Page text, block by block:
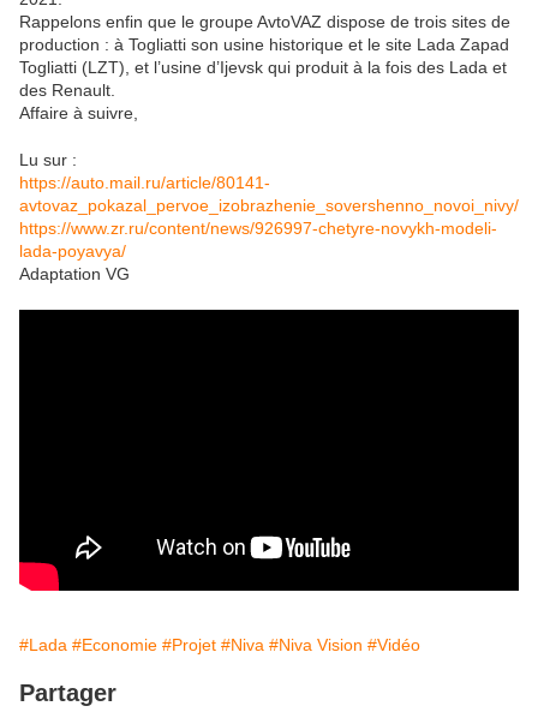
Rappelons enfin que le groupe AvtoVAZ dispose de trois sites de
production : à Togliatti son usine historique et le site Lada Zapad
Togliatti (LZT), et l’usine d’Ijevsk qui produit à la fois des Lada et
des Renault.
Affaire à suivre,
Lu sur :
https://auto.mail.ru/article/80141-
avtovaz_pokazal_pervoe_izobrazhenie_sovershenno_novoi_nivy/
https://www.zr.ru/content/news/926997-chetyre-novykh-modeli-
lada-poyavya/
Adaptation VG
#Lada #Economie #Projet #Niva #Niva Vision #Vidéo
Partager